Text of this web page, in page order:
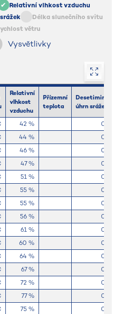
Relativní vlhkost vzduchu
Délka slunečního svitu
větru
Vysvětlivky
Relativní
vlhkost
vzduchu
Přízemní
teplota
úhrn srážek
42 %
0,0
44 %
0,0
46 %
0,0
47 %
0,0
51 %
0,0
55 %
0,0
55 %
0,0
56 %
0,0
61 %
0,0
60 %
0,0
64 %
0,0
67 %
0,0
72 %
0,0
77 %
0,0
75 %
0,0